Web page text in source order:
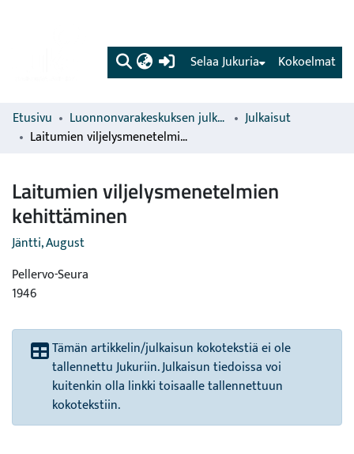
(current) Kokoelmat
Selaa Jukuria
Etusivu Luonnonvarakeskuksen julkaisut
Julkaisut
Laitumien viljelysmenetelmien kehittäminen
Laitumien viljelysmenetelmien
kehittäminen
Jäntti, August
Pellervo-Seura
1946
Tämän artikkelin/julkaisun kokotekstiä ei ole
tallennettu Jukuriin. Julkaisun tiedoissa voi
kuitenkin olla linkki toisaalle tallennettuun
kokotekstiin.